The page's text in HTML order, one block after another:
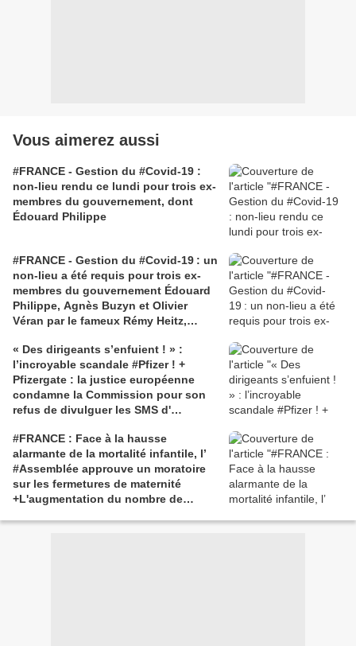
Vous aimerez aussi
#FRANCE - Gestion du #Covid-19 :
non-lieu rendu ce lundi pour trois ex-
membres du gouvernement, dont
Édouard Philippe
#FRANCE - Gestion du #Covid-19 : un
non-lieu a été requis pour trois ex-
membres du gouvernement Édouard
Philippe, Agnès Buzyn et Olivier
Véran par le fameux Rémy Heitz,
cassation
« Des dirigeants s’enfuient ! » :
l’incroyable scandale #Pfizer ! +
Pfizergate : la justice européenne
condamne la Commission pour son
refus de divulguer les SMS d'
#FRANCE : Face à la hausse
alarmante de la mortalité infantile, l’
#Assemblée approuve un moratoire
sur les fermetures de maternité
+L'augmentation du nombre de